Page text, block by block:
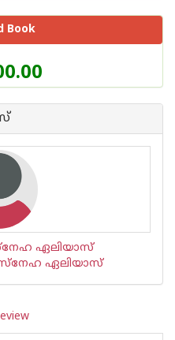
Book
സ്നേഹ ഏലിയാസ്
സ്നേഹ ഏലിയാസ്